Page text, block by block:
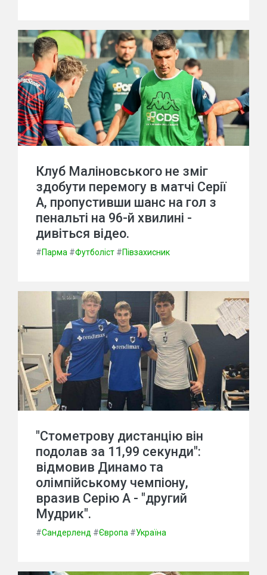
Клуб Маліновського не зміг
здобути перемогу в матчі Серії
А, пропустивши шанс на гол з
пенальті на 96-й хвилині -
дивіться відео.
#Парма #Футболіст #Півзахисник
"Стометрову дистанцію він
подолав за 11,99 секунди":
відмовив Динамо та
олімпійському чемпіону,
вразив Серію А - "другий
Мудрик".
#Сандерленд #Європа #Україна